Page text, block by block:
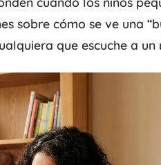
sobre cómo se ve una
que escuche a un